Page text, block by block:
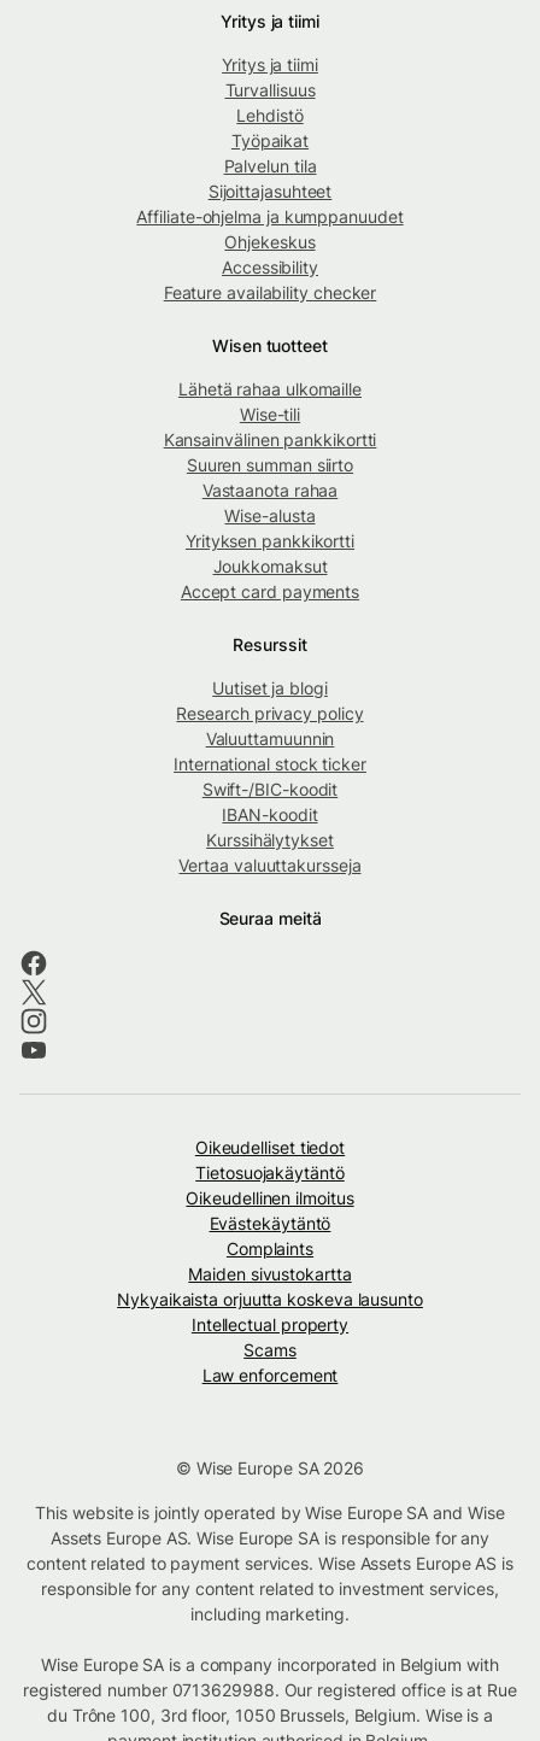
Yritys ja tiimi
Yritys ja tiimi
Turvallisuus
Lehdistö
Työpaikat
Palvelun tila
Sijoittajasuhteet
Affiliate-ohjelma ja kumppanuudet
Ohjekeskus
Accessibility
Feature availability checker
Wisen tuotteet
Lähetä rahaa ulkomaille
Wise-tili
Kansainvälinen pankkikortti
Suuren summan siirto
Vastaanota rahaa
Wise-alusta
Yrityksen pankkikortti
Joukkomaksut
Accept card payments
Resurssit
Uutiset ja blogi
Research privacy policy
Valuuttamuunnin
International stock ticker
Swift-/BIC-koodit
IBAN-koodit
Kurssihälytykset
Vertaa valuuttakursseja
Seuraa meitä
Oikeudelliset tiedot
Tietosuojakäytäntö
Oikeudellinen ilmoitus
Evästekäytäntö
Complaints
Maiden sivustokartta
Nykyaikaista orjuutta koskeva lausunto
Intellectual property
Scams
Law enforcement
© Wise Europe SA 2026
This website is jointly operated by Wise Europe SA and Wise
Assets Europe AS. Wise Europe SA is responsible for any
content related to payment services. Wise Assets Europe AS is
responsible for any content related to investment services,
including marketing.
Wise Europe SA is a company incorporated in Belgium with
registered number 0713629988. Our registered office is at Rue
du Trône 100, 3rd floor, 1050 Brussels, Belgium. Wise is a